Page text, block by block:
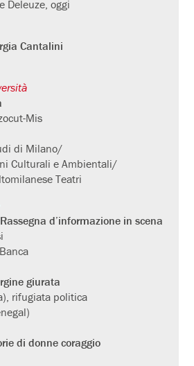
Deleuze, oggi
Cantalini
Mis
di Milano/
Culturali e Ambientali/
Teatri
d’informazione in scena
giurata
rifugiata politica
di donne coraggio